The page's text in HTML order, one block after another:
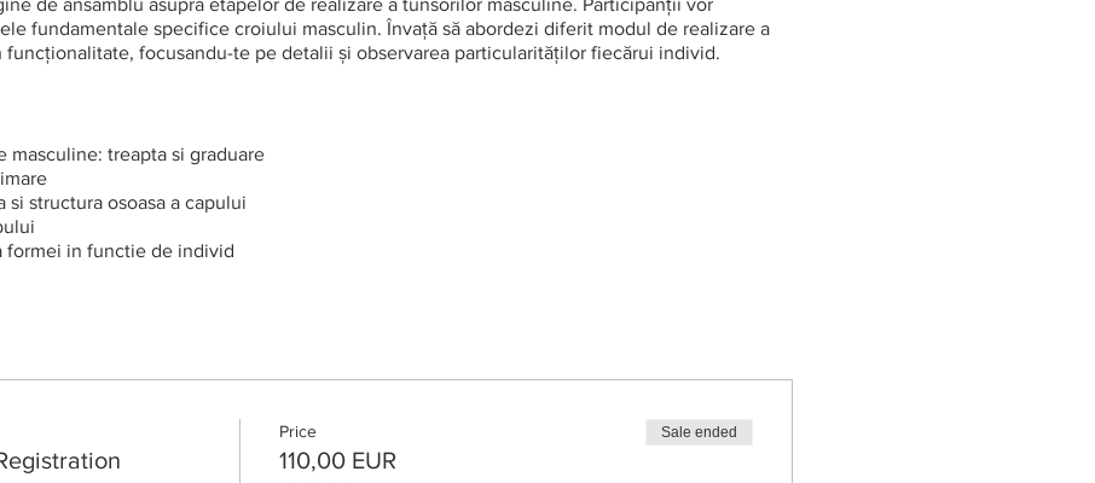
fundamentale specifice croiului masculin. Învață să abordezi diferit modul de realizare a
funcționalitate, focusandu-te pe detalii și observarea particularităților fiecărui individ.
masculine: treapta si graduare
si structura osoasa a capului
formei in functie de individ
Creativ Tunsoare Price
110,00 EUR
Sale ended